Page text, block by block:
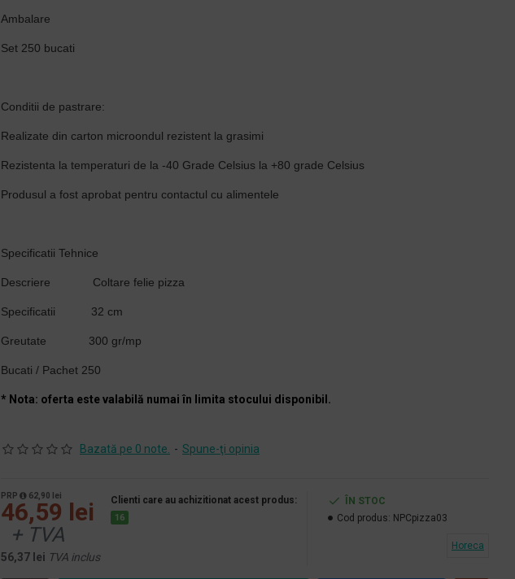
Ambalare
Set 250 bucati
Conditii de pastrare:
Realizate din carton microondul rezistent la grasimi
Rezistenta la temperaturi de la -40 Grade Celsius la +80 grade Celsius
Produsul a fost aprobat pentru contactul cu alimentele
Specificatii Tehnice
Descriere Coltare felie pizza
Specificatii 32 cm
Greutate 300 gr/mp
Bucati / Pachet 250
* Nota: oferta este valabilă numai în limita stocului disponibil.
Bazată pe 0 note. - Spune-ţi opinia
PRP 62,90 lei
46,59 lei
+ TVA
56,37 lei TVA inclus
Clienti care au achizitionat acest produs:
16
ÎN STOC
Cod produs: NPCpizza03
Horeca